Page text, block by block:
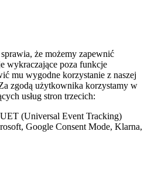
że możemy zapewnić
wykraczające poza funkcje
mu wygodne korzystanie z naszej
zgodą użytkownika korzystamy w
usług stron trzecich:
(Universal Event Tracking)
Google Consent Mode, Klarna,